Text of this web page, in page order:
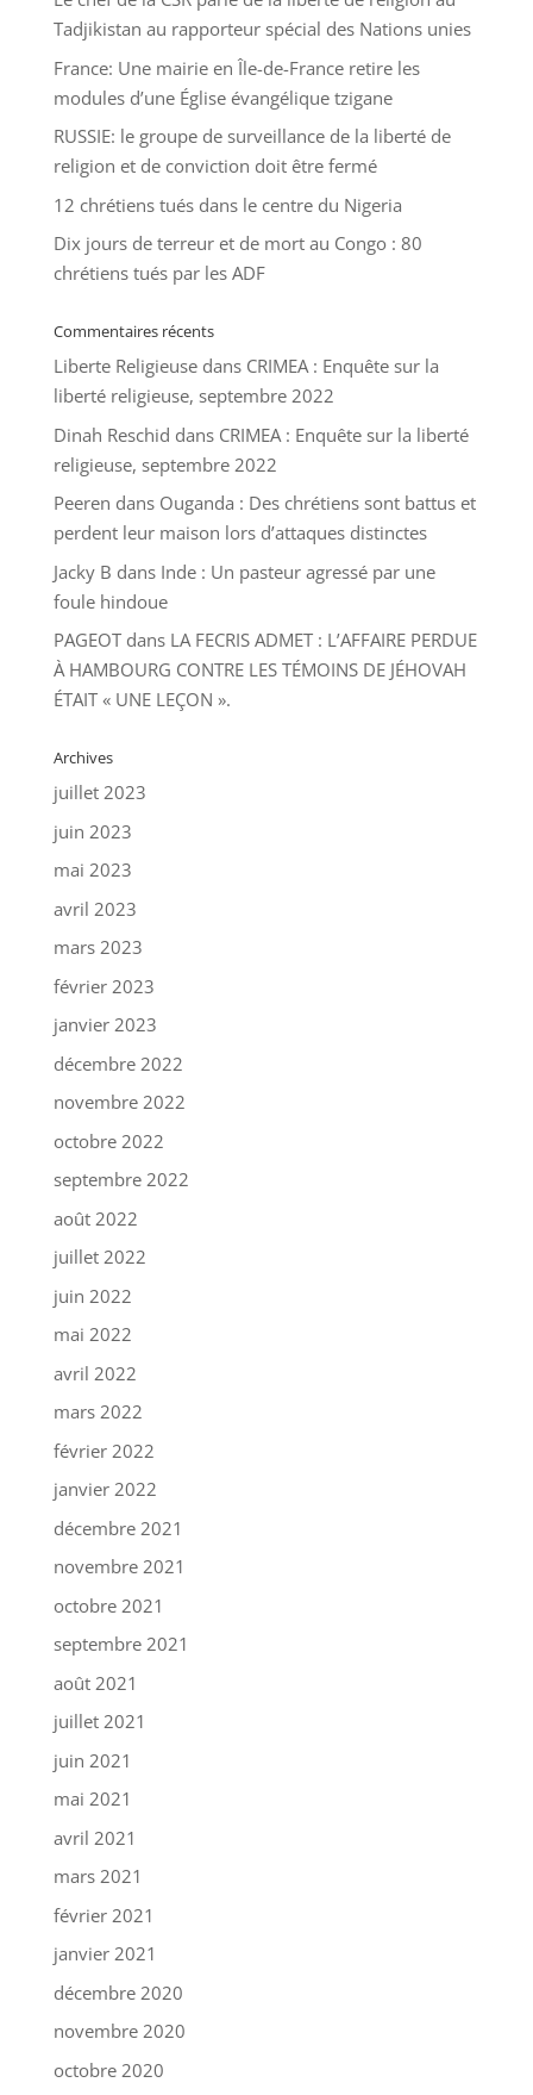
Tadjikistan au rapporteur spécial des Nations unies
France: Une mairie en Île-de-France retire les
modules d’une Église évangélique tzigane
RUSSIE: le groupe de surveillance de la liberté de
religion et de conviction doit être fermé
12 chrétiens tués dans le centre du Nigeria
Dix jours de terreur et de mort au Congo : 80
chrétiens tués par les ADF
Commentaires récents
Liberte Religieusedans CRIMEA : Enquête sur la
liberté religieuse, septembre 2022
Dinah Reschid dans CRIMEA : Enquête sur la liberté
religieuse, septembre 2022
Peeren dans Ouganda : Des chrétiens sont battus et
perdent leur maison lors d’attaques distinctes
Jacky B dans Inde : Un pasteur agressé par une
foule hindoue
PAGEOTdans LA FECRIS ADMET : L’AFFAIRE PERDUE
À HAMBOURG CONTRE LES TÉMOINS DE JÉHOVAH
ÉTAIT « UNE LEÇON ».
Archives
juillet 2023
juin 2023
mai 2023
avril 2023
mars 2023
février 2023
janvier 2023
décembre 2022
novembre 2022
octobre 2022
septembre 2022
août 2022
juillet 2022
juin 2022
mai 2022
avril 2022
mars 2022
février 2022
janvier 2022
décembre 2021
novembre 2021
octobre 2021
septembre 2021
août 2021
juillet 2021
juin 2021
mai 2021
avril 2021
mars 2021
février 2021
janvier 2021
décembre 2020
novembre 2020
octobre 2020